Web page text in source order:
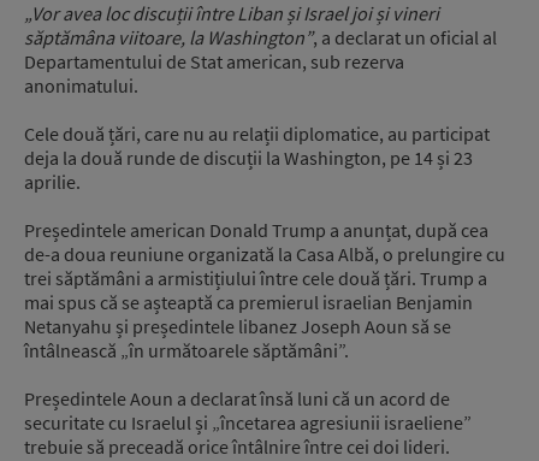
„Vor avea loc discuții între Liban și Israel joi și vineri
săptămâna viitoare, la Washington”, a declarat un oficial al
Departamentului de Stat american, sub rezerva
anonimatului.
Cele două țări, care nu au relații diplomatice, au participat
deja la două runde de discuții la Washington, pe 14 și 23
aprilie.
Președintele american Donald Trump a anunțat, după cea
de-a doua reuniune organizată la Casa Albă, o prelungire cu
trei săptămâni a armistițiului între cele două țări. Trump a
mai spus că se așteaptă ca premierul israelian Benjamin
Netanyahu și președintele libanez Joseph Aoun să se
întâlnească „în următoarele săptămâni”.
Președintele Aoun a declarat însă luni că un acord de
securitate cu Israelul și „încetarea agresiunii israeliene”
trebuie să preceadă orice întâlnire între cei doi lideri.